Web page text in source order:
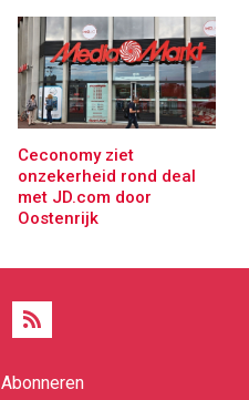
Ceconomy ziet
onzekerheid rond deal
met JD.com door
Oostenrijk
Abonneren